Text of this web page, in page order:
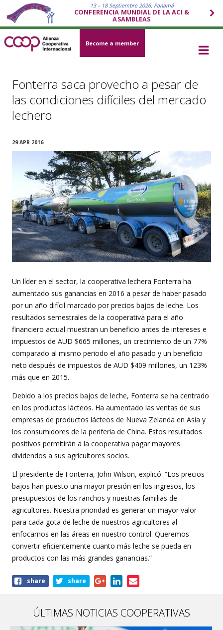
13 – 18 Septiembre 2026, Panamá
CONFERENCIA MUNDIAL DE LA ACI &
ASAMBLEAS
Become a member
Fonterra saca provecho a pesar de
las condiciones difíciles del mercado
lechero
29 APR 2016
Un líder en el sector, la cooperativa lechera Fonterra ha
aumentado sus ganancias en 2016 a pesar de haber pasado
por un año difícil marcado por precios bajos de leche. Los
resultados semestrales de la cooperativa para el año
financiero actual muestran un beneficio antes de intereses e
impuestos de AUD $665 millones, un crecimiento de un 77%
comparado al mismo periodo el año pasado y un beneficio
neto después de impuestos de AUD $409 millones, un 123%
más que en 2015.
Debido a los precios bajos de leche, Fonterra se ha centrado
en los productos lácteos. Ha aumentado las ventas de sus
empresas de productos lácteos de Nueva Zelanda en Asia y
los consumidores de la periferia de China. Estos resultados
positivos permitirán a la cooperativa pagar mayores
dividendos a sus agricultores socios.
El presidente de Fonterra, John Wilson, explicó: “Los precios
bajos han puesto una mayor presión en los ingresos, los
presupuestos de los ranchos y nuestras familias de
agricultores. Nuestra prioridad es generar un mayor valor
para cada gota de leche de nuestros agricultores al
enfocarnos en las áreas en nuestro control. Queremos
convertir eficientemente cuanto más leche se pueda en
productos con las más grandes ganancias.”
Shareshare share
ÚLTIMAS NOTICIAS COOPERATIVAS